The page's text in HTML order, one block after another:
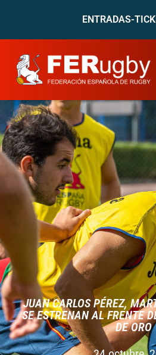
ENTRADAS-
JUAN CARLOS PÉREZ,
SE ESTRENAN AL FRENTE
DE ORO